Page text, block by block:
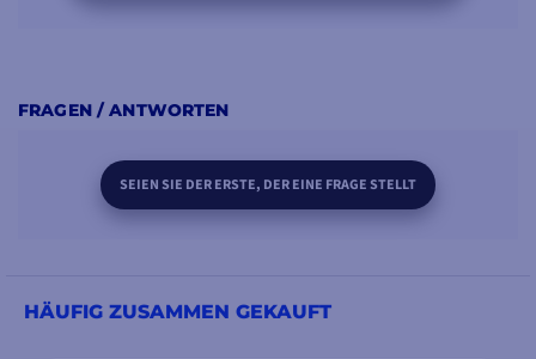
FRAGEN / ANTWORTEN
SEIEN SIE DER ERSTE, DER EINE FRAGE STELLT
HÄUFIG ZUSAMMEN GEKAUFT